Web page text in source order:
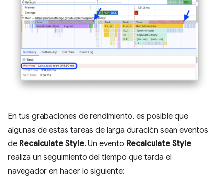
En tus grabaciones de rendimiento, es posible que
algunas de estas tareas de larga duración sean eventos
de Recalculate Style. Un evento Recalculate Style
realiza un seguimiento del tiempo que tarda el
navegador en hacer lo siguiente: